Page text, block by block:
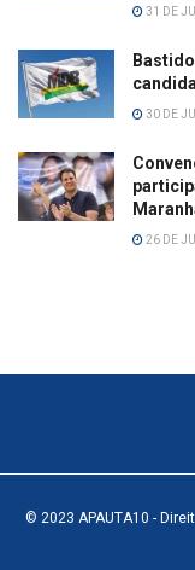
31 DE
30 DE
26 DE
© 2023 APAUTA10 -